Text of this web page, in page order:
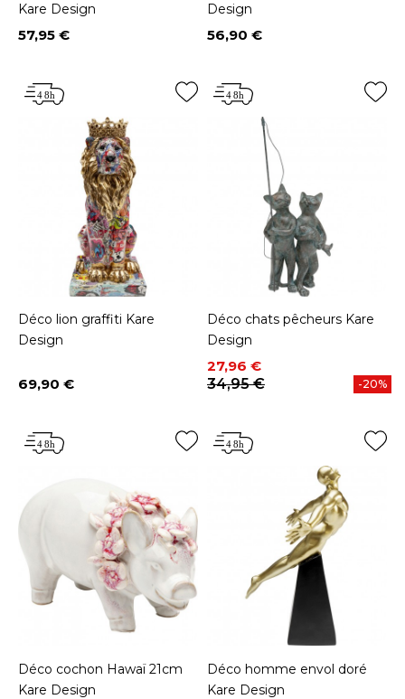
Kare Design
Prix
57,95 €
Design
Prix
56,90 €
Déco lion graffiti Kare
Design
Prix
69,90 €
Déco chats pêcheurs Kare
Design
Prix
27,96 €
Prix de base
34,95 €
-20%
Déco cochon Hawaï 21cm
Kare Design
Déco homme envol doré
Kare Design